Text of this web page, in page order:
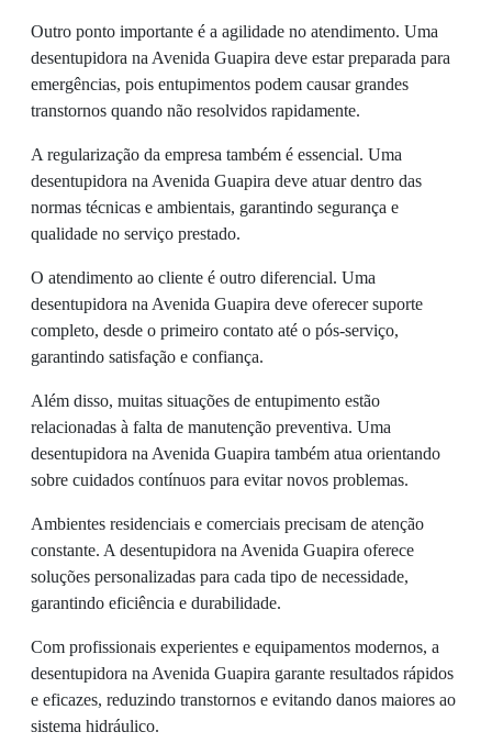
Outro ponto importante é a agilidade no atendimento. Uma
desentupidora na Avenida Guapira deve estar preparada para
emergências, pois entupimentos podem causar grandes
transtornos quando não resolvidos rapidamente.
A regularização da empresa também é essencial. Uma
desentupidora na Avenida Guapira deve atuar dentro das
normas técnicas e ambientais, garantindo segurança e
qualidade no serviço prestado.
O atendimento ao cliente é outro diferencial. Uma
desentupidora na Avenida Guapira deve oferecer suporte
completo, desde o primeiro contato até o pós-serviço,
garantindo satisfação e confiança.
Além disso, muitas situações de entupimento estão
relacionadas à falta de manutenção preventiva. Uma
desentupidora na Avenida Guapira também atua orientando
sobre cuidados contínuos para evitar novos problemas.
Ambientes residenciais e comerciais precisam de atenção
constante. A desentupidora na Avenida Guapira oferece
soluções personalizadas para cada tipo de necessidade,
garantindo eficiência e durabilidade.
Com profissionais experientes e equipamentos modernos, a
desentupidora na Avenida Guapira garante resultados rápidos
e eficazes, reduzindo transtornos e evitando danos maiores ao
sistema hidráulico.